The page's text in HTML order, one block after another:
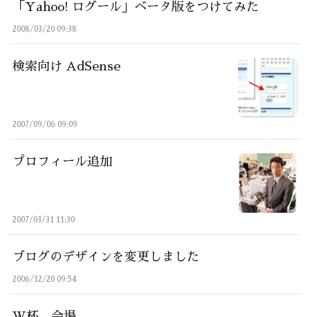
「Yahoo! ログール」ベータ版をつけてみた
2008/03/20 09:38
検索向け AdSense
2007/09/06 09:09
プロフィール追加
2007/03/31 11:30
ブログのデザインを変更しました
2006/12/20 09:54